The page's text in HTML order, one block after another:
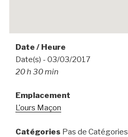
Date / Heure
Date(s) - 03/03/2017
20 h 30 min
Emplacement
L'ours Maçon
Catégories Pas de Catégories